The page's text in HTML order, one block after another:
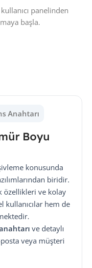
panelinden
başla.
Anahtarı
Boyu
konusunda
biridir.
özellikleri ve kolay
kullanıcılar hem de
ve detaylı
veya müşteri